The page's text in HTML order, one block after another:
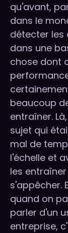
qu'avant,
dans le
détecter les
dans une
chose dont
beaucoup
entraîner.
sujet qui
mal de
l'échelle et
les
s'appêcher.
quand on
parler d'un
entreprise,